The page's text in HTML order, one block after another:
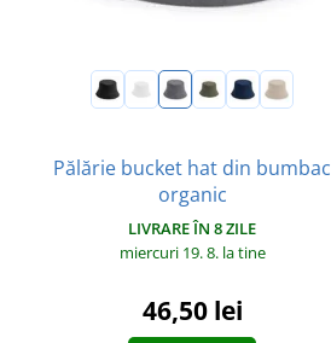
Pălărie bucket hat din bumbac
organic
LIVRARE ÎN 8 ZILE
miercuri 19. 8. la tine
46,50 lei